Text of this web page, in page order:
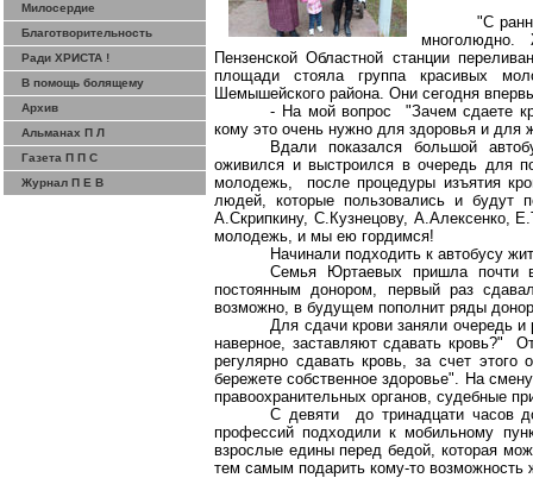
Милосердие
Благотворительность
Ради ХРИСТА !
В помощь болящему
Архив
Альманах П Л
Газета П П С
Журнал П Е В
"С
многолюдно.
Пензенской Областной станции
площади стояла группа красивых
Шемышейского района. Они сегодня
- На мой вопрос "Зачем сдаете
кому это очень нужно для здоровья и для
Вдали показался большой
оживился и выстроился в очередь для
молодежь, после процедуры изъятия
людей, которые пользовались и будут
А.Скрипкину, С.Кузнецову, А.Алексенко,
молодежь, и мы ею гордимся!
Начинали подходить к автобусу
Семья
Юртаевых пришла почти
постоянным донором, первый раз
возможно, в будущем пополнит ряды
Для сдачи крови заняли очередь
наверное, заставляют сдавать кровь?"
регулярно сдавать кровь, за счет
бережете собственное здоровье". На
правоохранительных органов, судебные
С девяти до тринадцати часов
профессий подходили к мобильному
взрослые едины перед бедой, которая
тем самым подарить кому-то возможность